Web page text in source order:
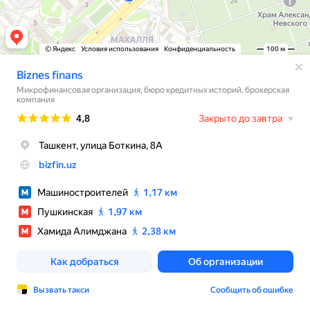
© Яндекс Условия использования Конфиденциальность 100 м
Biznes finans
Микрофинансовая организация, бюро кредитных историй, брокерская
компания
Рейтинг
4,8 Закрыто до завтра
Ташкент, улица Боткина, 8А
bizfin.uz
Машиностроителей
1,17 км
Пушкинская
1,97 км
Хамида Алимджана
2,38 км
Как добраться Об организации
Вызвать такси Сообщить об ошибке